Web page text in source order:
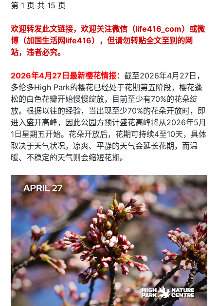
第 1 页 共 15 页
欢迎转发此文链接，欢迎关注微信（life416_com）或微
博（加国生活网life416），但请勿转贴全文至别的网
站，违者必究。
2026年4月27日最新樱花情报： 截至2026年4月27日，
多伦多High Park的樱花已经处于花期第五阶段，樱花蓬
松的白色花瓣开始慢慢绽放，目前至少有70%的花朵绽
放。根据以往的经验，当出现至少70%的花朵开放时，即
进入盛开高峰，因此公园方预计盛花高峰将从2026年5月
1日星期五开始。花朵开放后，花期可持续4至10天，具体
取决于天气状况。凉爽、平静的天气会延长花期，而温
暖、不稳定的天气则会缩短花期。